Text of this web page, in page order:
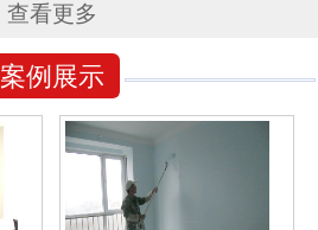
查看更多
案例展示